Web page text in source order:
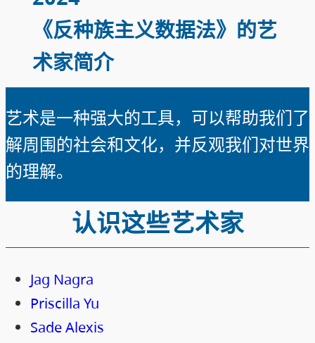
《反种族主义数据法》的艺
术家简介
艺术是一种强大的工具，可以帮助我们了
解周围的社会和文化，并反观我们对世界
的理解。
认识这些艺术家
Jag Nagra
Priscilla Yu
Sade Alexis